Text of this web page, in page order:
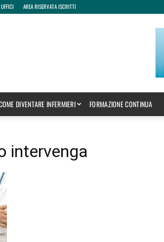
AREA RISERVATA ISCRITTI
DIVENTARE INFERMIERI FORMAZIONE CONTINUA
intervenga